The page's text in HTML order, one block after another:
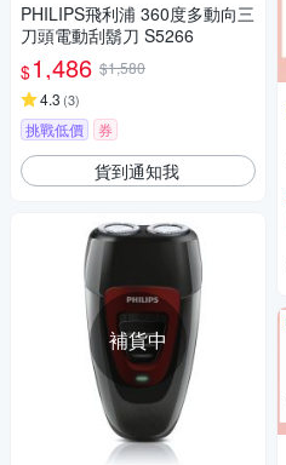
PHILIPS飛利浦 360度多動向三
刀頭電動刮鬍刀 S5266
$1,486 $1,580
4.3 (3)
挑戰低價 券
貨到通知我
補貨中